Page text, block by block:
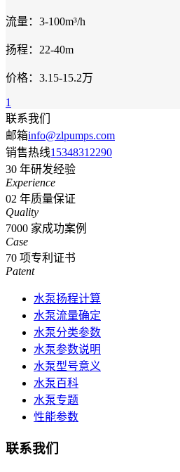
流量：3-100m³/h
扬程：22-40m
价格：3.15-15.2万
1
联系我们
邮箱info@zlpumps.com
销售热线15348312290
30 年研发经验
Experience
02 年质量保证
Quality
7000 家成功案例
Case
70 项专利证书
Patent
水泵扬程计算
水泵流量确定
水泵分类参数
水泵参数说明
水泵型号意义
水泵百科
水泵专题
性能参数
联系我们